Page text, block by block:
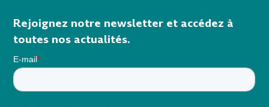
Rejoignez notre newsletter et accédez à
toutes nos actualités.